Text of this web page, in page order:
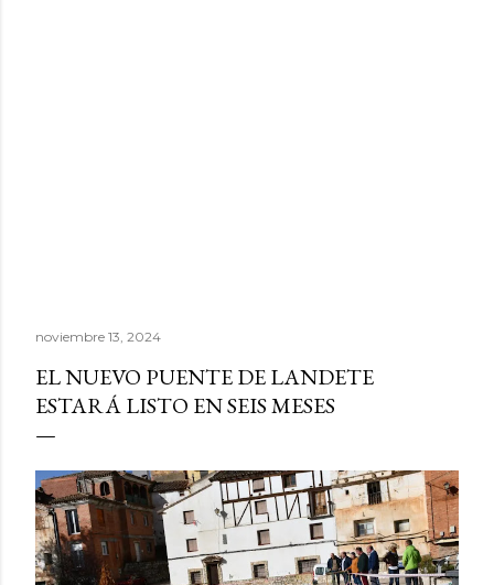
noviembre 13, 2024
EL NUEVO PUENTE DE LANDETE
ESTARÁ LISTO EN SEIS MESES